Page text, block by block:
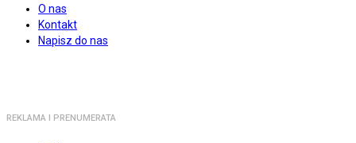
O nas
Kontakt
Napisz do nas
REKLAMA I PRENUMERATA